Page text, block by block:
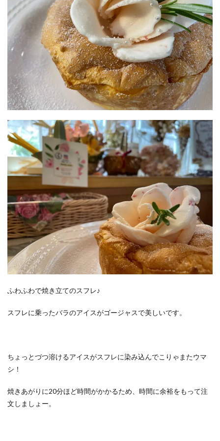
ふわふわで焼き立てのスフレ♪
スフレに乗ったバラのアイスがゴージャスで美しいです。
ちょっとづつ溶けるアイスがスフレに染み込んでこりゃまたウマ
シ！
焼きあがりに20分ほど時間がかかるため、時間に余裕をもって注
文しましょー。